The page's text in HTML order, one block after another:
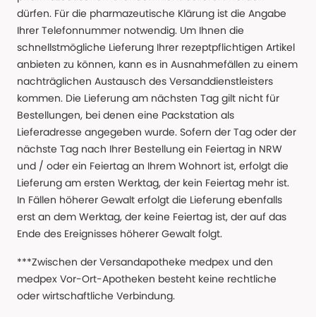
dürfen. Für die pharmazeutische Klärung ist die Angabe
Ihrer Telefonnummer notwendig. Um Ihnen die
schnellstmögliche Lieferung Ihrer rezeptpflichtigen Artikel
anbieten zu können, kann es in Ausnahmefällen zu einem
nachträglichen Austausch des Versanddienstleisters
kommen. Die Lieferung am nächsten Tag gilt nicht für
Bestellungen, bei denen eine Packstation als
Lieferadresse angegeben wurde. Sofern der Tag oder der
nächste Tag nach Ihrer Bestellung ein Feiertag in NRW
und / oder ein Feiertag an Ihrem Wohnort ist, erfolgt die
Lieferung am ersten Werktag, der kein Feiertag mehr ist.
In Fällen höherer Gewalt erfolgt die Lieferung ebenfalls
erst an dem Werktag, der keine Feiertag ist, der auf das
Ende des Ereignisses höherer Gewalt folgt.
***Zwischen der Versandapotheke medpex und den
medpex Vor-Ort-Apotheken besteht keine rechtliche
oder wirtschaftliche Verbindung.